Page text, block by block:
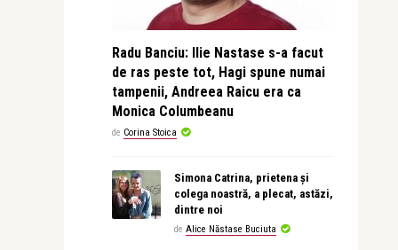
Radu Banciu: Ilie Nastase s-a facut
de ras peste tot, Hagi spune numai
tampenii, Andreea Raicu era ca
Monica Columbeanu
de Corina Stoica
Simona Catrina, prietena și
colega noastră, a plecat, astăzi,
dintre noi
de Alice Năstase Buciuta